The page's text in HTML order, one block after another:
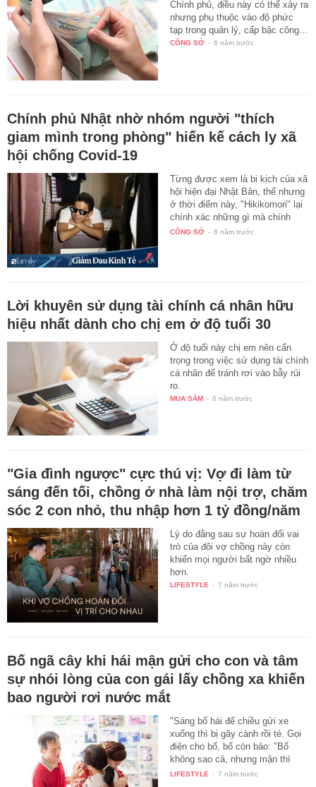
Chính phủ, điều này có thể xảy ra
nhưng phụ thuộc vào độ phức
tạp trong quản lý, cấp bậc công…
CÔNG SỞ - 6 năm trước
Chính phủ Nhật nhờ nhóm người "thích
giam mình trong phòng" hiến kế cách ly xã
hội chống Covid-19
Từng được xem là bi kịch của xã
hội hiện đại Nhật Bản, thế nhưng
ở thời điểm này, "Hikikomori" lại
chính xác những gì mà chính
phủ…
CÔNG SỞ - 6 năm trước
Lời khuyên sử dụng tài chính cá nhân hữu
hiệu nhất dành cho chị em ở độ tuổi 30
Ở độ tuổi này chị em nên cẩn
trọng trong việc sử dụng tài chính
cá nhân để tránh rơi vào bẫy rủi
ro.
MUA SẮM - 6 năm trước
"Gia đình ngược" cực thú vị: Vợ đi làm từ
sáng đến tối, chồng ở nhà làm nội trợ, chăm
sóc 2 con nhỏ, thu nhập hơn 1 tỷ đồng/năm
Lý do đằng sau sự hoán đổi vai
trò của đôi vợ chồng này còn
khiến mọi người bất ngờ nhiều
hơn.
LIFESTYLE - 7 năm trước
Bố ngã cây khi hái mận gửi cho con và tâm
sự nhói lòng của con gái lấy chồng xa khiến
bao người rơi nước mắt
"Sáng bố hái để chiều gửi xe
xuống thì bị gãy cành rồi té. Gọi
điện cho bố, bố còn bảo: "Bố
không sao cả, nhưng mận thì
bị…
LIFESTYLE - 7 năm trước